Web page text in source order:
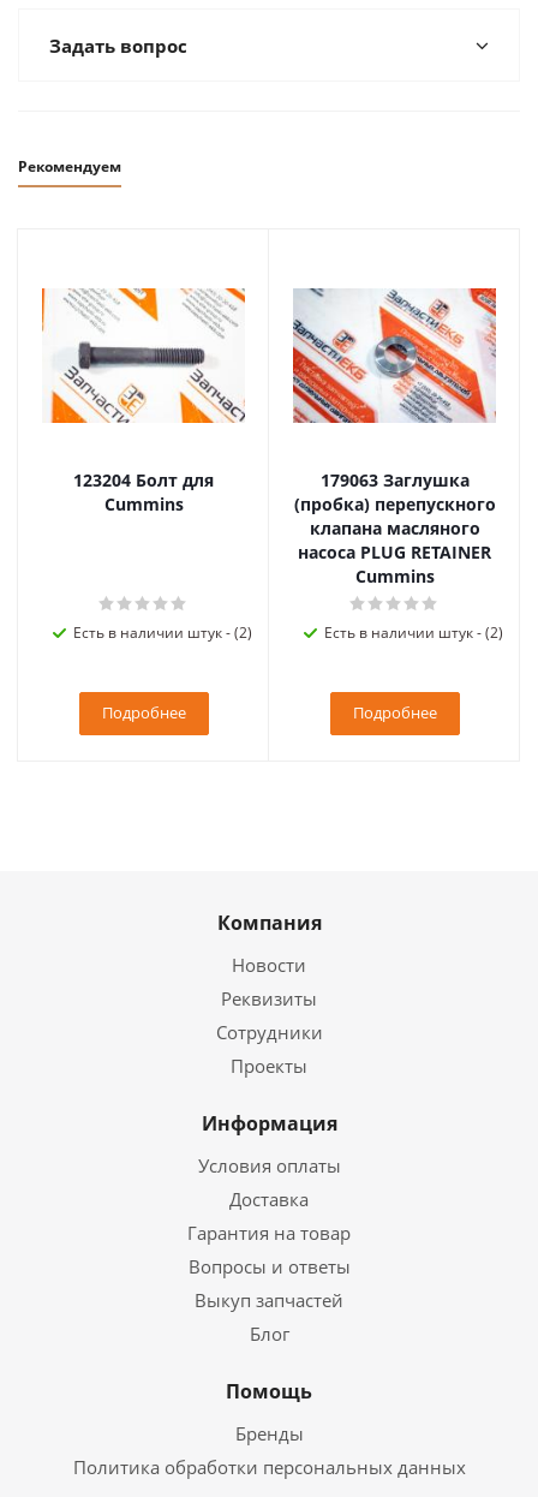
Задать вопрос
Рекомендуем
123204 Болт для
Cummins
Есть в наличии штук - (2)
Подробнее
179063 Заглушка
(пробка) перепускного
клапана масляного
насоса PLUG RETAINER
Cummins
Есть в наличии штук - (2)
Подробнее
Компания
Новости
Реквизиты
Сотрудники
Проекты
Информация
Условия оплаты
Доставка
Гарантия на товар
Вопросы и ответы
Выкуп запчастей
Блог
Помощь
Бренды
Политика обработки персональных данных